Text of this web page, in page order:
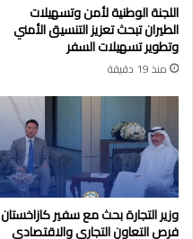
اللجنة الوطنية لأمن وتسهيلات
الطيران تبحث تعزيز التنسيق الأمني
وتطوير تسهيلات السفر
منذ 19 دقيقة
وزير التجارة بحث مع سفير كازاخستان
فرص التعاون التجاري والاقتصادي